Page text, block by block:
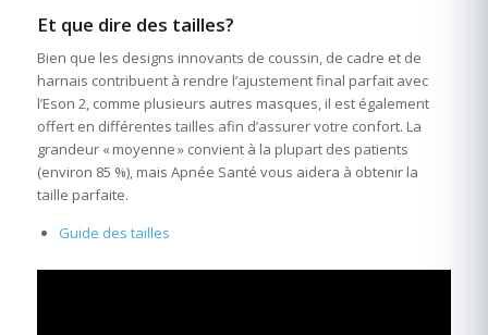
Et que dire des tailles?
Bien que les designs innovants de coussin, de cadre et de
harnais contribuent à rendre l’ajustement final parfait avec
l’Eson 2, comme plusieurs autres masques, il est également
offert en différentes tailles afin d’assurer votre confort. La
grandeur « moyenne » convient à la plupart des patients
(environ 85 %), mais Apnée Santé vous aidera à obtenir la
taille parfaite.
Guide des tailles